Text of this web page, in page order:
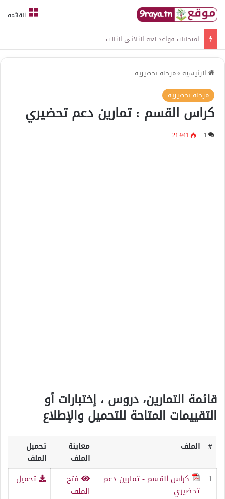
القائمة
امتحانات قواعد لغة الثلاثي الثالث
الرئيسية »مرحلة تحضيرية
مرحلة تحضيرية
كراس القسم : تمارين دعم تحضيري
1 21٬941
قائمة التمارين، دروس ، إختبارات أو
التقييمات المتاحة للتحميل والإطلاع
# الملف
معاينة
الملف
تحميل
الملف
1
كراس القسم - تمارين دعم
تحضيري
فتح
الملف
تحميل